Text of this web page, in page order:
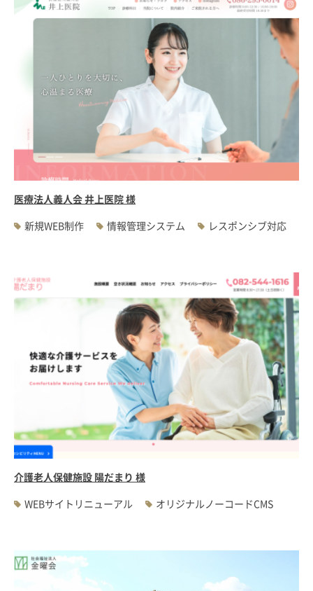
医療法人義人会 井上医院 様
新規WEB制作
情報管理システム レスポンシブ対応
介護老人保健施設 陽だまり 様
WEBサイトリニューアル
オリジナルノーコードCMS